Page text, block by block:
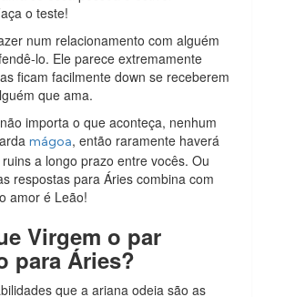
o teste!
num relacionamento com alguém
lo. Ele parece extremamente
ficam facilmente down se receberem
que ama.
importa o que aconteça, nenhum
mágoa, então raramente haverá
a longo prazo entre vocês. Ou
respostas para Áries combina com
amor é Leão!
Virgem o par
para Áries?
que a ariana odeia são as